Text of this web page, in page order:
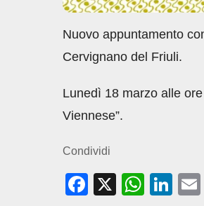
Nuovo appuntamento
Cervignano del Friuli.
Lunedì 18 marzo alle
Viennese”.
Condividi
F
X
W
Li